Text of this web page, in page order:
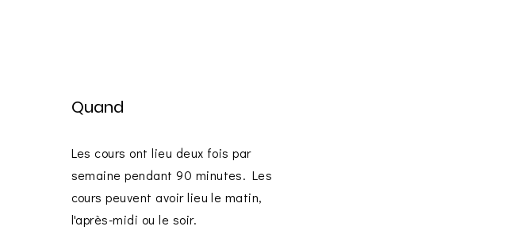
Quand
Les cours ont lieu deux fois par
semaine pendant 90 minutes. Les
cours peuvent avoir lieu le matin,
l'après-midi ou le soir.